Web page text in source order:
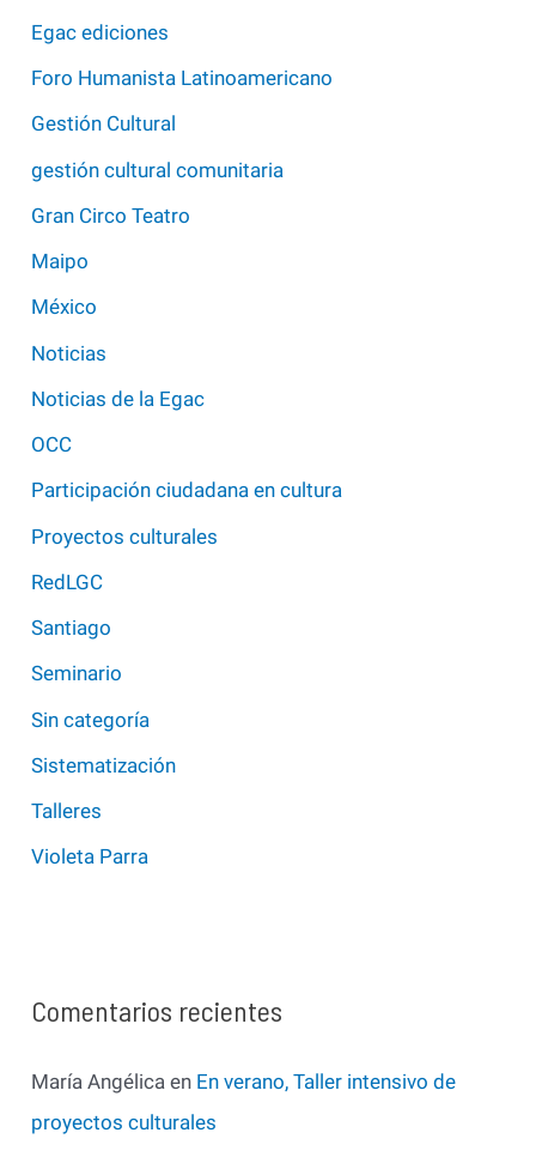
Egac ediciones
Foro Humanista Latinoamericano
Gestión Cultural
gestión cultural comunitaria
Gran Circo Teatro
Maipo
México
Noticias
Noticias de la Egac
OCC
Participación ciudadana en cultura
Proyectos culturales
RedLGC
Santiago
Seminario
Sin categoría
Sistematización
Talleres
Violeta Parra
Comentarios recientes
María Angélica en En verano, Taller intensivo de
proyectos culturales